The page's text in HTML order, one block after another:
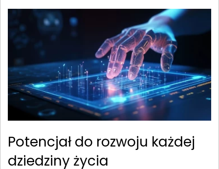
Potencjał do rozwoju każdej
dziedziny życia